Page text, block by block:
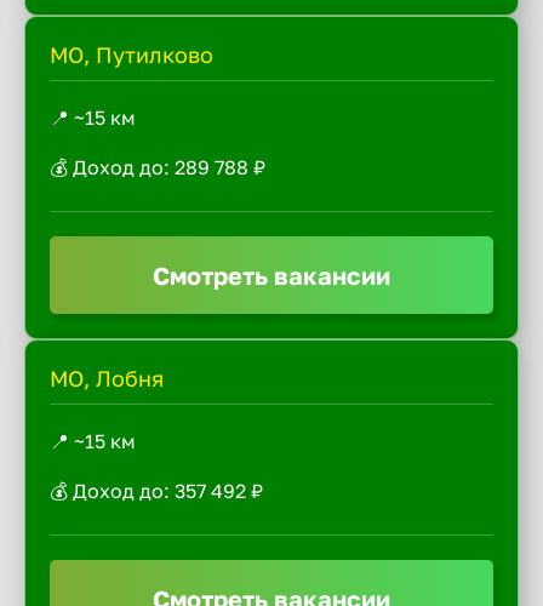
МО, Путилково
📍 ~15 км
💰 Доход до: 289 788 ₽
Смотреть вакансии
МО, Лобня
📍 ~15 км
💰 Доход до: 357 492 ₽
Смотреть вакансии